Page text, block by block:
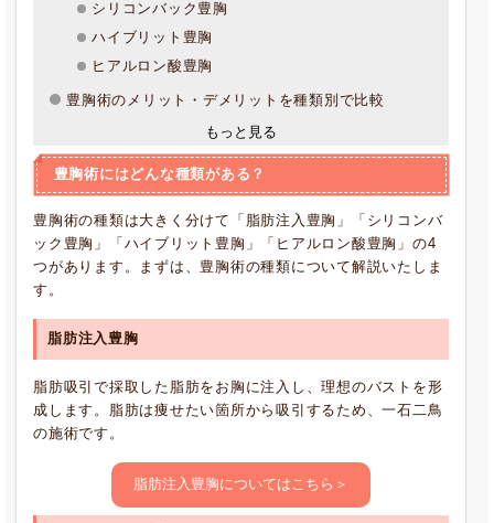
シリコンバック豊胸
ハイブリット豊胸
ヒアルロン酸豊胸
豊胸術のメリット・デメリットを種類別で比較
もっと見る
豊胸術にはどんな種類がある？
豊胸術の種類は大きく分けて「脂肪注入豊胸」「シリコンバ
ック豊胸」「ハイブリット豊胸」「ヒアルロン酸豊胸」の4
つがあります。まずは、豊胸術の種類について解説いたしま
す。
脂肪注入豊胸
脂肪吸引で採取した脂肪をお胸に注入し、理想のバストを形
成します。脂肪は痩せたい箇所から吸引するため、一石二鳥
の施術です。
脂肪注入豊胸についてはこちら＞